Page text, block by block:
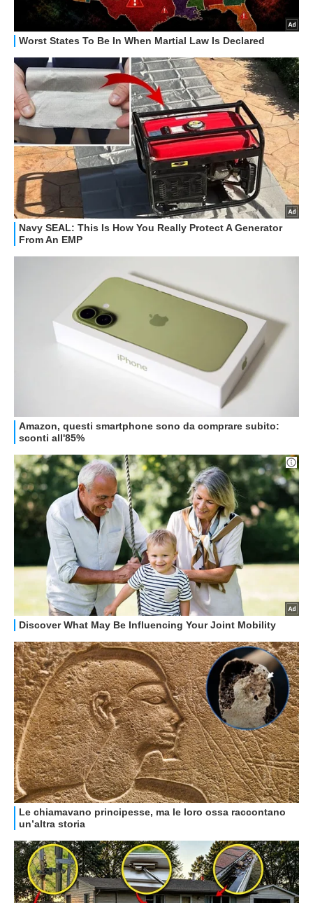
STREAMING E SERIE TV